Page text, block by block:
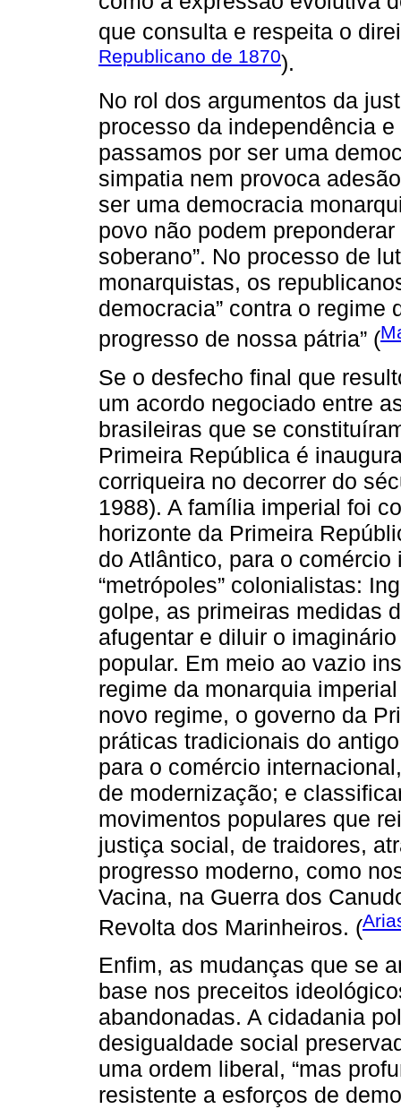
que consulta e respeita o
Republicano de 1870).
No rol dos argumentos da
processo da independência
passamos por ser uma
simpatia nem provoca
ser uma democracia
povo não podem
soberano”. No processo de
monarquistas, os
democracia” contra o regime
progresso de nossa pátria” (
Se o desfecho final que
um acordo negociado entre
brasileiras que se
Primeira República é
corriqueira no decorrer do
1988). A família imperial foi
horizonte da Primeira
do Atlântico, para o
“metrópoles” colonialistas:
golpe, as primeiras medidas
afugentar e diluir o
popular. Em meio ao vazio
regime da monarquia
novo regime, o governo da
práticas tradicionais do
para o comércio
de modernização; e
movimentos populares que
justiça social, de traidores,
progresso moderno, como
Vacina, na Guerra dos
Revolta dos Marinheiros. (
Enfim, as mudanças que se
base nos preceitos
abandonadas. A cidadania
desigualdade social
uma ordem liberal, “mas
resistente a esforços de